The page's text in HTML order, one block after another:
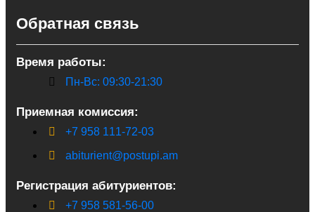
Обратная связь
Время работы:
Пн-Вс: 09:30-21:30
Приемная комиссия:
+7 958 111-72-03
abiturient@postupi.am
Регистрация абитуриентов:
+7 958 581-56-00